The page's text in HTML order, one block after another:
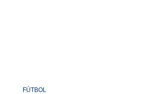
FÚTBOL